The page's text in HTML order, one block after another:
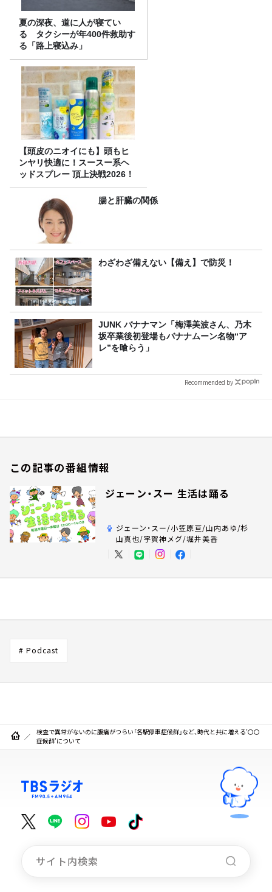
夏の深夜、道に人が寝てい
る タクシーが年400件救助す
る「路上寝込み」
【頭皮のニオイにも】頭もヒ
ンヤリ快適に！スースー系ヘ
ッドスプレー 頂上決戦2026！
腸と肝臓の関係
わざわざ備えない【備え】で防災！
JUNK バナナマン「梅澤美波さん、乃木
坂卒業後初登場もバナナムーン名物“ア
レ”を喰らう」
Recommended by
この記事の番組情報
ジェーン・スー 生活は踊る
ジェーン・スー/小笠原亘/山内あゆ/杉
山真也/宇賀神メグ/堀井美香
# Podcast
検査で異常がないのに腹痛がつらい「各駅停車症候群」など、時代と共に増える’〇〇
症候群’について